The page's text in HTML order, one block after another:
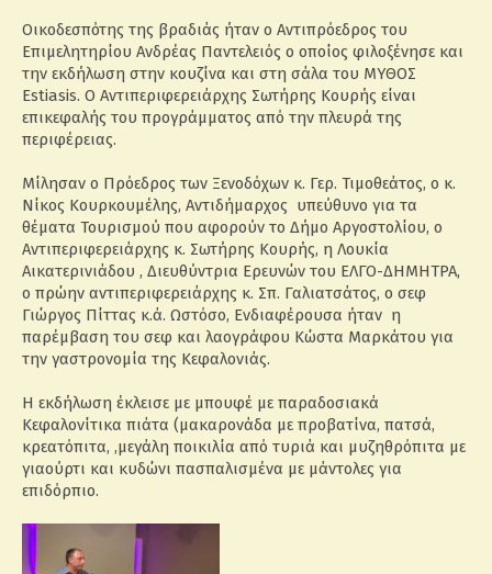
Οικοδεσπότης της βραδιάς ήταν ο Αντιπρόεδρος του
Επιμελητηρίου Ανδρέας Παντελειός ο οποίος φιλοξένησε και
την εκδήλωση στην κουζίνα και στη σάλα του MΥΘΟΣ
Estiasis. Ο Αντιπεριφερειάρχης Σωτήρης Κουρής είναι
επικεφαλής του προγράμματος από την πλευρά της
περιφέρειας.
Μίλησαν ο Πρόεδρος των Ξενοδόχων κ. Γερ. Τιμοθεάτος, ο κ.
Νίκος Κουρκουμέλης, Αντιδήμαρχος υπεύθυνο για τα
θέματα Τουρισμού που αφορούν το Δήμο Αργοστολίου, ο
Αντιπεριφερειάρχης κ. Σωτήρης Κουρής, η Λουκία
Αικατερινιάδου , Διευθύντρια Ερευνών του ΕΛΓΟ-ΔΗΜΗΤΡΑ,
ο πρώην αντιπεριφερειάρχης κ. Σπ. Γαλιατσάτος, ο σεφ
Γιώργος Πίττας κ.ά. Ωστόσο, Ενδιαφέρουσα ήταν η
παρέμβαση του σεφ και λαογράφου Κώστα Μαρκάτου για
την γαστρονομία της Κεφαλονιάς.
Η εκδήλωση έκλεισε με μπουφέ με παραδοσιακά
Κεφαλονίτικα πιάτα (μακαρονάδα με προβατίνα, πατσά,
κρεατόπιτα, ,μεγάλη ποικιλία από τυριά και μυζηθρόπιτα με
γιαούρτι και κυδώνι πασπαλισμένα με μάντολες για
επιδόρπιο.